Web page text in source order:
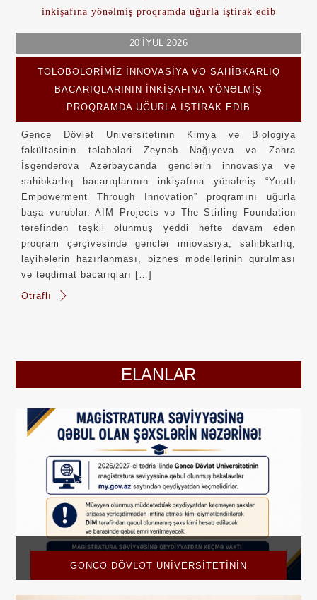
20 İYUL 2026
TƏLƏBƏLƏRIMIZ INNOVASIYA VƏ SAHIBKARLIQ
BACARIQLARININ INKIŞAFINA YÖNƏLMIŞ
PROQRAMDA UĞURLA IŞTIRAK EDIB
Gəncə Dövlət Universitetinin Kimya və Biologiya
fakültəsinin tələbələri Zeynəb Nağıyeva və Zəhra
İsgəndərova Azərbaycanda gənclərin innovasiya və
sahibkarlıq bacarıqlarının inkişafına yönəlmiş “Youth
Empowerment Through Innovation” proqramını uğurla
başa vurublar. AIM Projects və The Stirling Foundation
tərəfindən təşkil olunmuş yeddi həftə davam edən
proqram çərçivəsində gənclər innovasiya, sahibkarlıq,
layihələrin hazırlanması, biznes modellərinin qurulması
və təqdimat bacarıqları […]
Ətraflı
ELANLAR
GƏNCƏ DÖVLƏT UNIVERSITETININ